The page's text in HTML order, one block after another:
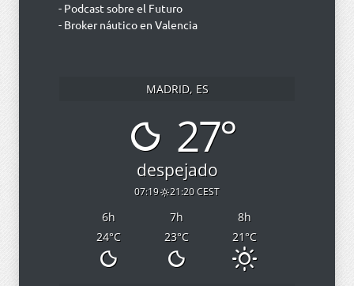
- Podcast sobre el Futuro
- Broker náutico en Valencia
MADRID, ES
27°
despejado
07:19 21:20 CEST
6h 7h 8h
24°C 23°C 21°C